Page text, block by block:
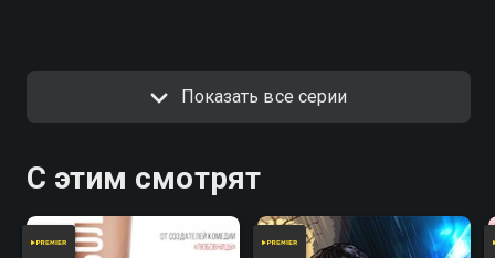
отношений и начинает угрожать
Показать все серии
С этим смотрят